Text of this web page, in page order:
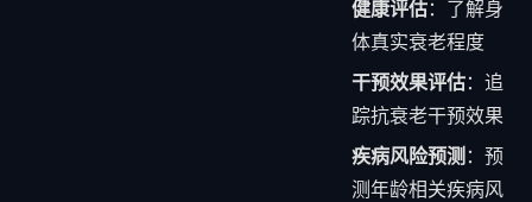
健康评估：了解身
体真实衰老程度
干预效果评估：追
踪抗衰老干预效果
疾病风险预测 ：预
测年龄相关疾病风